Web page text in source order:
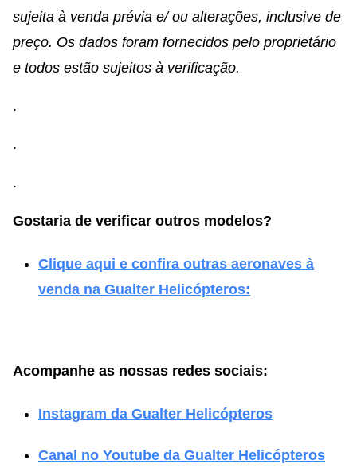
sujeita à venda prévia e/ ou alterações, inclusive de
preço. Os dados foram fornecidos pelo proprietário
e todos estão sujeitos à verificação.
.
.
.
Gostaria de verificar outros modelos?
Clique aqui e confira outras aeronaves à
venda na Gualter Helicópteros:
Acompanhe as nossas redes sociais:
Instagram da Gualter Helicópteros
Canal no Youtube da Gualter Helicópteros